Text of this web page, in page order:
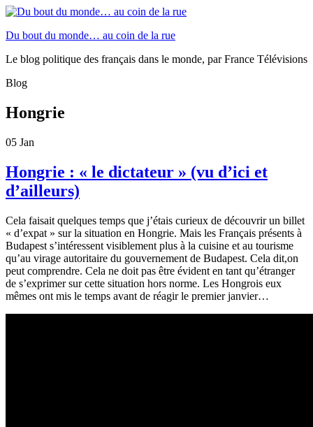
Du bout du monde… au coin de la rue
Le blog politique des français dans le monde, par France Télévisions
Blog
Hongrie
05 Jan
Hongrie : « le dictateur » (vu d’ici et
d’ailleurs)
Cela faisait quelques temps que j’étais curieux de découvrir un billet
« d’expat » sur la situation en Hongrie. Mais les Français présents à
Budapest s’intéressent visiblement plus à la cuisine et au tourisme
qu’au virage autoritaire du gouvernement de Budapest. Cela dit,on
peut comprendre. Cela ne doit pas être évident en tant qu’étranger
de s’exprimer sur cette situation hors norme. Les Hongrois eux
mêmes ont mis le temps avant de réagir le premier janvier…